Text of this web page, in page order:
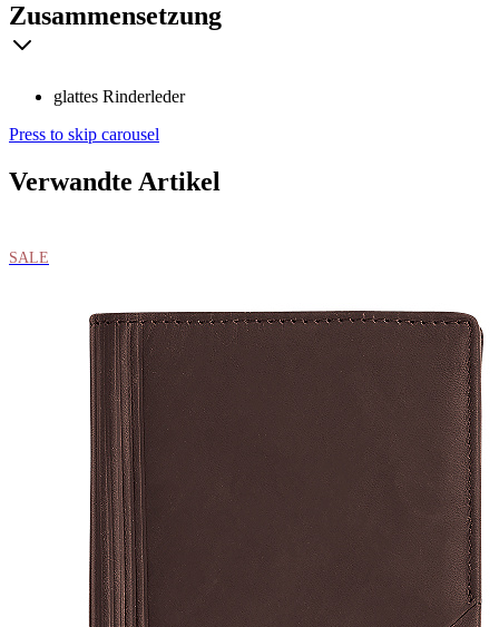
Zusammensetzung
glattes Rinderleder
Press to skip carousel
Verwandte Artikel
SALE